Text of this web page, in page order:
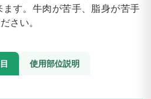
ます。牛肉が苦手、脂身が苦手
さい。
使用部位説明